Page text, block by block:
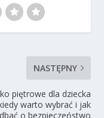
NASTĘPNY
piętrowe dla dziecka
warto wybrać i jak
o bezpieczeństwo